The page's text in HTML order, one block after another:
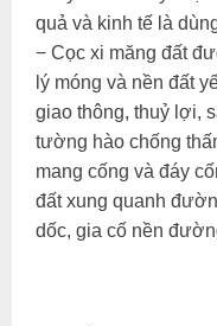
quả và kinh tế là
− Cọc xi măng đất
lý móng và nền đất
giao thông, thuỷ lợi,
tường hào chống
mang cống và đáy
đất xung quanh
dốc, gia cố nền